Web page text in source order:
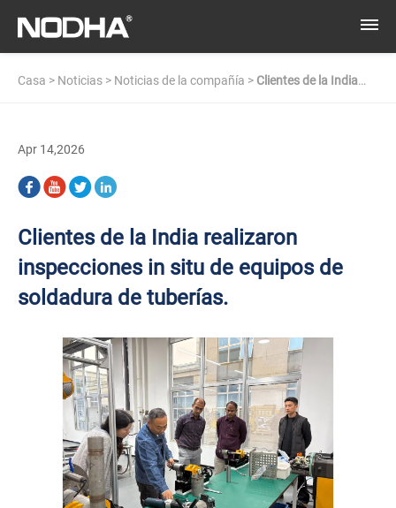
Casa > Noticias > Noticias de la compañía > Clientes de la India
Apr 14,2026
Clientes de la India realizaron
inspecciones in situ de equipos de
soldadura de tuberías.